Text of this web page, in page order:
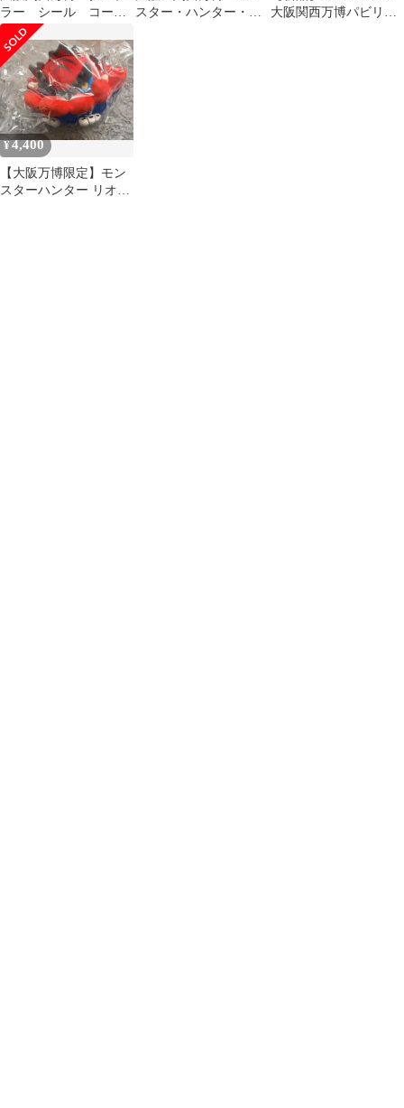
ラー シール コース
ター2枚 他セット
スター・ハンター・ブ
大阪関西万博パビリオ
¥4,400
【大阪万博限定】モン
スターハンター リオレ